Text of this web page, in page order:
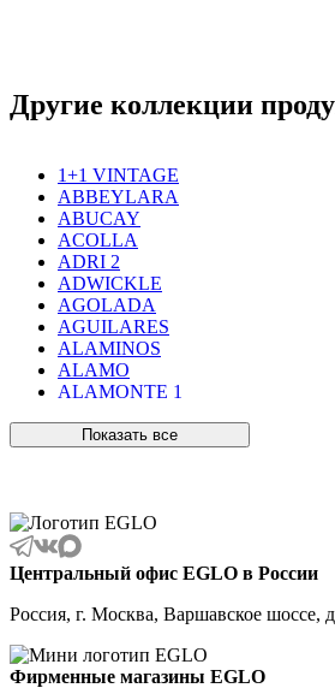
Другие коллекции
1+1 VINTAGE
ABBEYLARA
ABUCAY
ACOLLA
ADRI 2
ADWICKLE
AGOLADA
AGUILARES
ALAMINOS
ALAMO
ALAMONTE 1
ALBARACCIN
ALCUDIA
ALDERNEY
ALMANZORA
ALMEIDA
ALMEIDA 2
ALMONTE
ALMUDAINA
ALOBRASE
Показать все
Центральный офис EGLO в России
Россия, г. Москва, Варшавское шоссе,
Фирменные магазины EGLO